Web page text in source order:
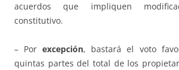
acuerdos que impliquen
constitutivo.
– Porexcepción, bastará el voto
quintas partes del total de los